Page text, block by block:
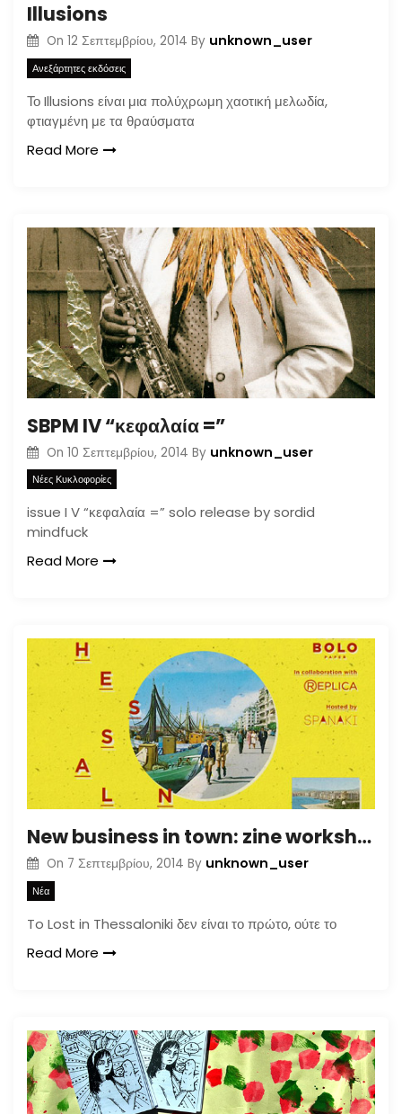
Illusions
On 12 Σεπτεμβρίου, 2014 By unknown_user
Ανεξάρτητες εκδόσεις
Το Illusions είναι μια πολύχρωμη χαοτική μελωδία,
φτιαγμένη με τα θραύσματα
Read More
SBPM IV “κεφαλαία =”
On 10 Σεπτεμβρίου, 2014 By unknown_user
Νέες Κυκλοφορίες
issue I V “κεφαλαία =” solo release by sordid
mindfuck
Read More
New business in town: zine workshops
On 7 Σεπτεμβρίου, 2014 By unknown_user
Νέα
To Lost in Thessaloniki δεν είναι το πρώτο, ούτε το
Read More